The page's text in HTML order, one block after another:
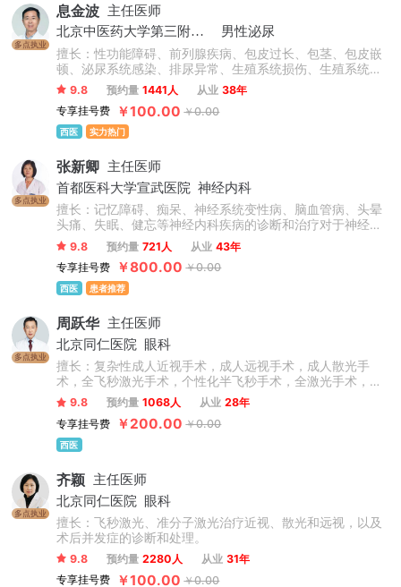
多点执业
息金波 主任医师
北京中医药大学第三附属医院
男性泌尿
擅长：性功能障碍、前列腺疾病、包皮过长、包茎、包皮嵌
顿、泌尿系统感染、排尿异常、生殖系统损伤、生殖系统感
染、男性不育症、睾丸疾病。
9.8 预约量 1441人 从业 38年
专享挂号费
￥100.00 ￥0.00
西医 实力热门
多点执业
张新卿 主任医师
首都医科大学宣武医院 神经内科
擅长：记忆障碍、痴呆、神经系统变性病、脑血管病、头晕
头痛、失眠、健忘等神经内科疾病的诊断和治疗对于神经内
科的疾病具有非常丰富的临床经验，如脑卒中、焦虑抑郁、
失眠健忘、脑供血不足、脑梗死、脑出血、记忆力减退等。
9.8 预约量 721人 从业 43年
专享挂号费
￥800.00 ￥0.00
西医 患者推荐
多点执业
周跃华 主任医师
北京同仁医院
眼科
擅长：复杂性成人近视手术，成人远视手术，成人散光手
术，全飞秒激光手术，个性化半飞秒手术，全激光手术，圆
锥角膜，儿童青少年近视防控（角膜塑形镜、OK镜、离焦眼
镜等验配），干眼症。
9.8 预约量 1068人 从业 28年
专享挂号费
￥200.00 ￥0.00
西医
多点执业
齐颖 主任医师
北京同仁医院
眼科
擅长：飞秒激光、准分子激光治疗近视、散光和远视，以及
术后并发症的诊断和处理。
9.8 预约量 2280人 从业 31年
专享挂号费
￥100.00 ￥0.00